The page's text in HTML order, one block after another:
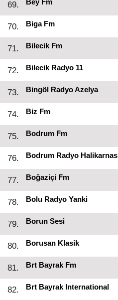
69. Bey Fm
70. Biga Fm
71. Bilecik Fm
72. Bilecik Radyo 11
73. Bingöl Radyo Azelya
74. Biz Fm
75. Bodrum Fm
76. Bodrum Radyo Halikarnas
77. Boğaziçi Fm
78. Bolu Radyo Yanki
79. Borun Sesi
80. Borusan Klasik
81. Brt Bayrak Fm
82. Brt Bayrak International